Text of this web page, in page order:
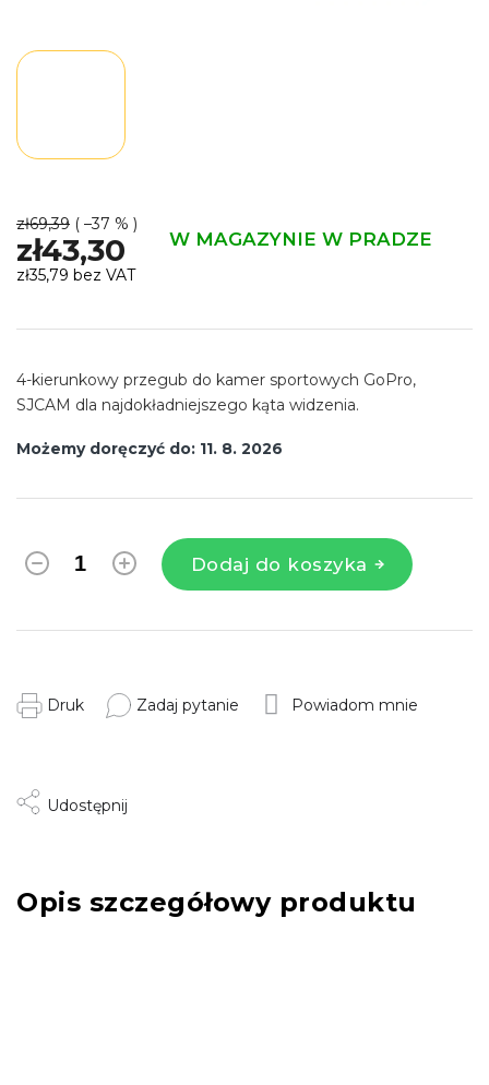
zł69,39 ( –37 % )
zł43,30 W MAGAZYNIE W PRADZE
zł35,79 bez VAT
jednostkowa:
Możemy doręczyć do: 11. 8. 2026
Dodaj do koszyka
4-kierunkowy przegub do kamer sportowych GoPro,
SJCAM dla najdokładniejszego kąta widzenia.
Druk Zadaj pytanie Powiadom mnie
Udostępnij
Opis szczegółowy produktu